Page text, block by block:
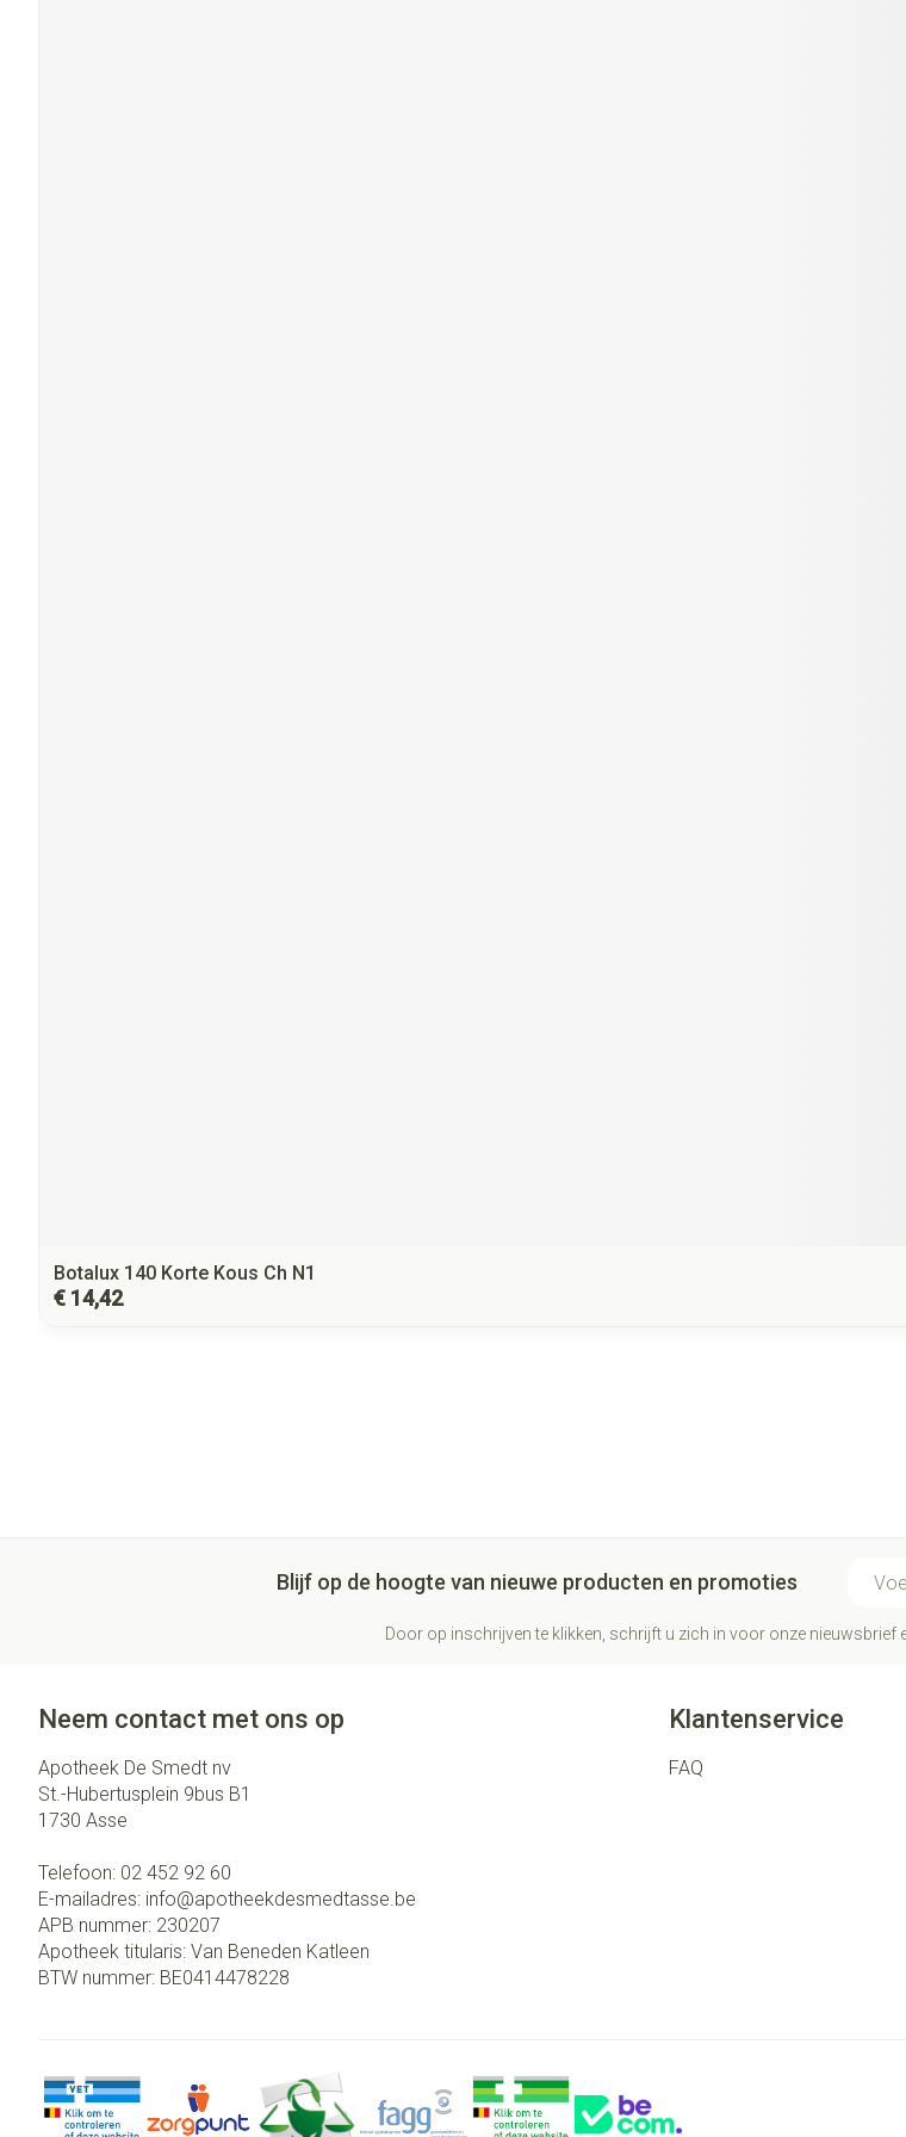
Botalux 140 Korte Kous Ch N1
€ 14,42
Blijf op de hoogte van nieuwe producten en promoties
Door op inschrijven te klikken, schrijft u zich in voor onze nieuwsbrief
Neem contact met ons op
Apotheek De Smedt nv
St.-Hubertusplein 9bus B1
1730 Asse
Telefoon: 02 452 92 60
E-mailadres: info@apotheekdesmedtasse.be
APB nummer: 230207
Apotheek titularis: Van Beneden Katleen
BTW nummer: BE0414478228
Klantenservice
FAQ